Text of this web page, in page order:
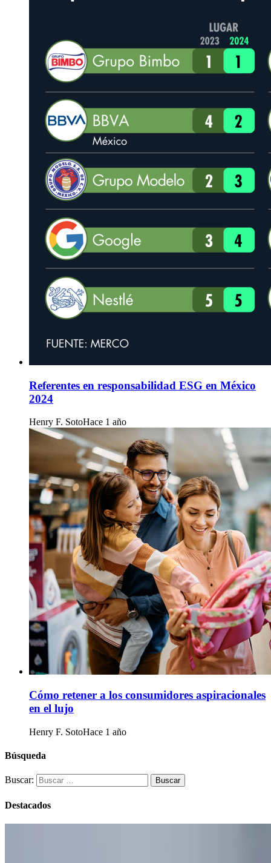
Referentes en responsabilidad ESG en México
2024
Henry F. SotoHace 1 año
Cómo retener a los consumidores aspiracionales
en el lujo
Henry F. SotoHace 1 año
Búsqueda
Buscar:
Destacados